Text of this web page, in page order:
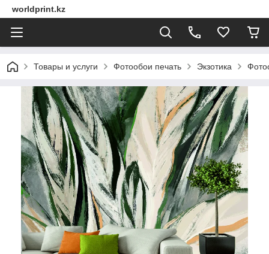
worldprint.kz
Товары и услуги Фотообои печать Экзотика